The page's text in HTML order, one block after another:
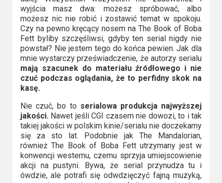
wyjścia masz dwa: możesz spróbować, albo
możesz nic nie robić i zostawić temat w spokoju.
Czy na pewno kręcący nosem na The Book of Boba
Fett byliby szczęśliwsi, gdyby ten serial nigdy nie
powstał? Nie jestem tego do końca pewien. Jak dla
mnie wystarczy przeświadczenie, że autorzy serialu
mają szacunek do materiału źródłowego i nie
czuć podczas oglądania, że to perfidny skok na
kasę.
Nie czuć, bo to serialowa produkcja najwyższej
jakości. Nawet jeśli CGI czasem nie dowozi, to i tak
takiej jakości w polskim kinie/serialu nie doczekamy
się za sto lat. Podobnie jak The Mandalorian,
również The Book of Boba Fett utrzymany jest w
konwencji westernu, czemu sprzyja umiejscowienie
akcji na pustyni. Bywa, że serial przynudza tu i
ówdzie, ale potrafi się odwdzięczyć fajną muzyką,